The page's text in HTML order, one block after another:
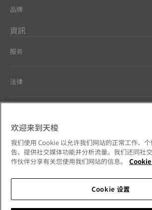
品牌
資訊
服务
法律
Our commitments
Follow us on social media
欢迎来到天梭
我们使用 Cookie 以允许我们网站的正常工作、
告、提供社交媒体功能并分析流量。我们还同社
作伙伴分享有关您使用我们网站的信息。
Cookie 设置